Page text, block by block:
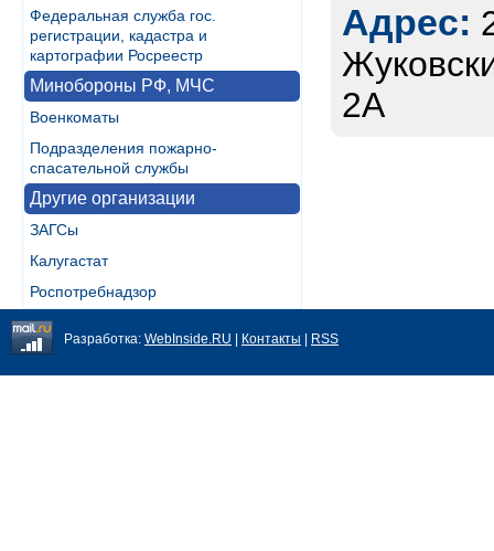
Федеральная служба гос.
регистрации, кадастра и
картографии Росреестр
Минобороны РФ, МЧС
Военкоматы
Подразделения пожарно-
спасательной службы
Другие организации
ЗАГСы
Калугастат
Роспотребнадзор
Адрес:
2А
Разработка: WebInside.RU Контакты RSS